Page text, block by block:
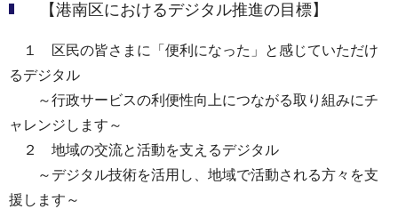
【港南区におけるデジタル推進の目標】
１ 区民の皆さまに「便利になった」と感じていただけ
るデジタル
～行政サービスの利便性向上につながる取り組みにチ
ャレンジします～
２ 地域の交流と活動を支えるデジタル
～デジタル技術を活用し、地域で活動される方々を支
援します～